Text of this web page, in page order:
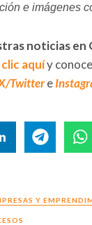
e imágenes
noticias en
clic aquíy
Twittere
Y